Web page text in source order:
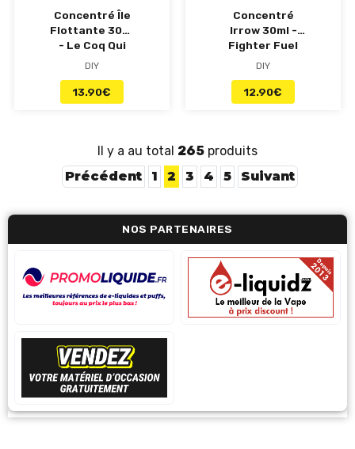
Concentré Île
Flottante 30ml
- Le Coq Qui
Vape
DIY
13.90€
Concentré
Irrow 30ml -
Fighter Fuel
DIY
12.90€
Il y a au total 265 produits
Précédent
1 2 3 4 5 Suivant
NOS PARTENAIRES